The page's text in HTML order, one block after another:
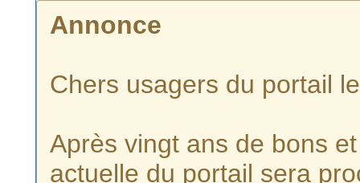
Annonce
Chers usagers du portail
Après vingt ans de bons
actuelle du portail sera